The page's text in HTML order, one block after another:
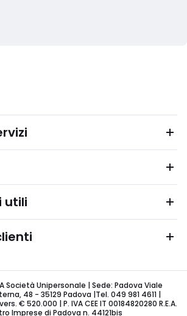
utili
Società Unipersonale | Sede: Padova Viale
48 - 35129 Padova |Tel. 049 981 4611 |
€ 520.000 | P. IVA CEE IT 00184820280 R.E.A.
Imprese di Padova n. 44121bis